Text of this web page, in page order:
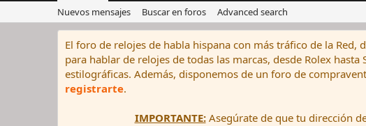
Nuevos mensajes Buscar en foros Advanced search
El foro de relojes de habla hispana con más tráfico de la
para hablar de relojes de todas las marcas, desde Rolex
estilográficas. Además, disponemos de un foro de
registrarte.
IMPORTANTE:Asegúrate de que tu dirección